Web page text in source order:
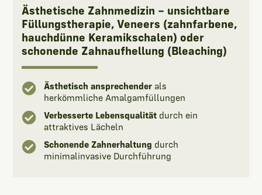
Ästhetische Zahnmedizin – unsichtbare
Füllungstherapie, Veneers (zahnfarbene,
hauchdünne Keramikschalen) oder
schonende Zahnaufhellung (Bleaching)
 Ästhetisch ansprechenderals
herkömmliche Amalgamfüllungen
 Verbesserte Lebensqualitätdurch ein
attraktives Lächeln
 Schonende Zahnerhaltung durch
minimalinvasive Durchführung